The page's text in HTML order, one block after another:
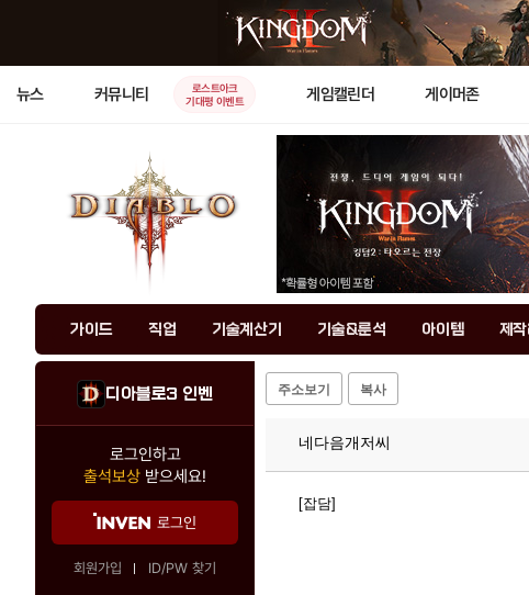
뉴스 커뮤니티
로스트아크
기대평 이벤트
게임캘린더 게이머존
가이드 직업 기술계산기 기술&룬석 아이템 제
디아블로3 인벤
로그인하고
출석보상 받으세요!
로그인
회원가입 ID/PW 찾기
주소보기 복사
네다음개저씨
[잡담]